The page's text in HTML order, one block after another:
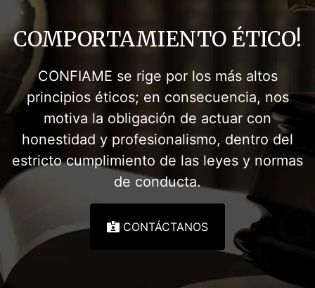
COMPORTAMIENTO ÉTICO!
CONFIAME se rige por los más altos
principios éticos; en consecuencia, nos
motiva la obligación de actuar con
honestidad y profesionalismo, dentro del
estricto cumplimiento de las leyes y normas
de conducta.
CONTÁCTANOS